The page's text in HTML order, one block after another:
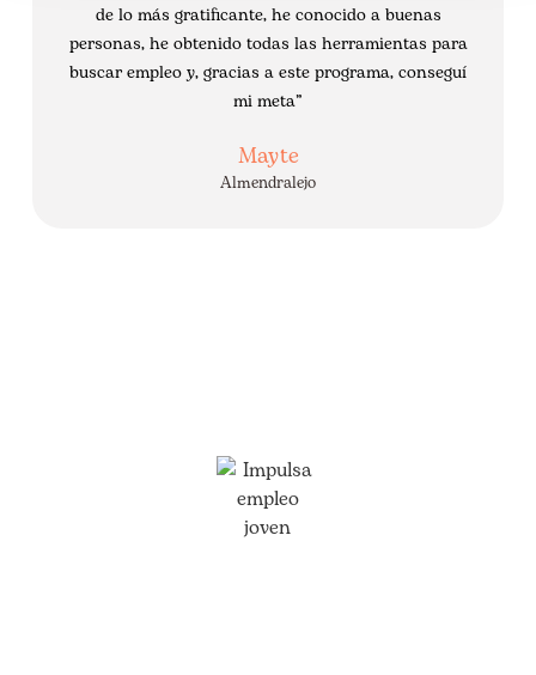
de lo más gratificante, he conocido a buenas
personas, he obtenido todas las herramientas para
buscar empleo y, gracias a este programa, conseguí
mi meta”
Mayte
Almendralejo